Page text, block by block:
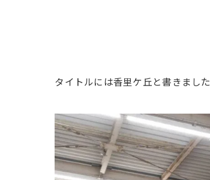
タイトルには香里ケ丘と書きまし